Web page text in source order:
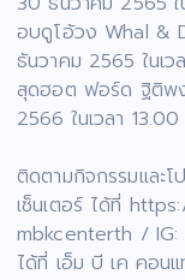
อบดูโอ้วง Whal &
ธันวาคม 2565 ในเ
สุดฮอต ฟอร์ด ฐิติพ
2566 ในเวลา
ติดตามกิจกรรมและ
เซ็นเตอร์ ได้ที่
mbkcenterth / IG:
ได้ที่ เอ็ม บี เค คอนแ